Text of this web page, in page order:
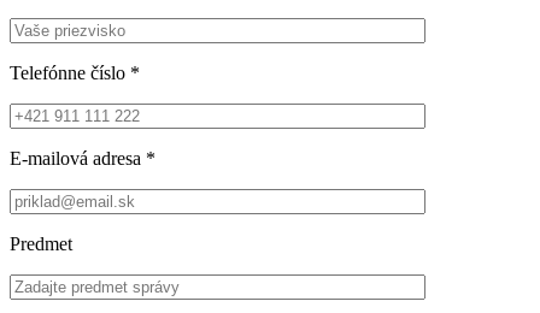
Telefónne číslo *
E-mailová adresa *
Predmet